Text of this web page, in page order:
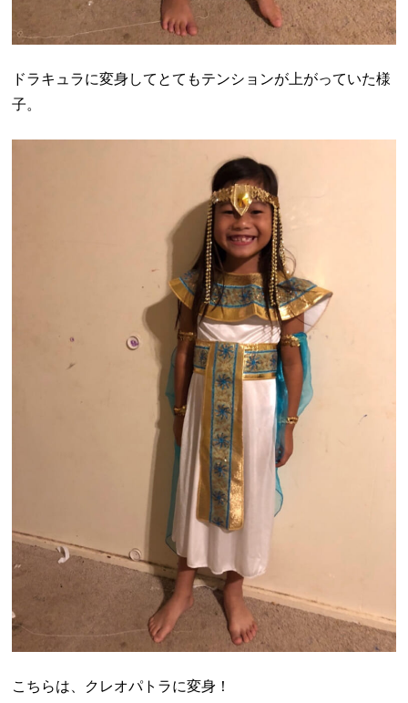
ドラキュラに変身してとてもテンションが上がっていた様
子。
こちらは、クレオパトラに変身！